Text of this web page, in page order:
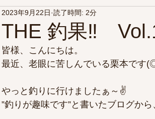
THE 釣果‼
2023年9月22日 読了時間: 2分
皆様、こんにちは。
最近、老眼に苦しんでいる栗本で
やっと釣りに行けましたぁ～✌
”釣りが趣味です”と書いたブログか